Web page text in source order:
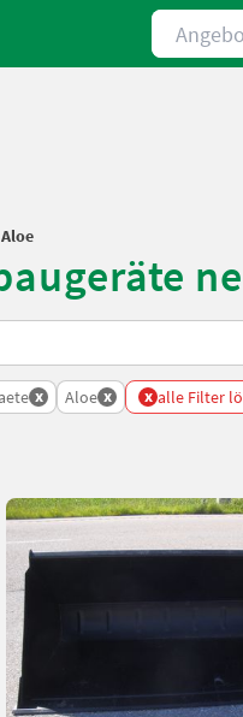
Angebote
Aloe
x Aloe x x alle Filter